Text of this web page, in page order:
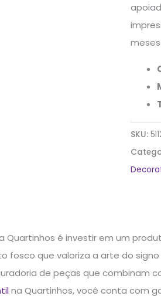
SKU:
Quartinhos é investir em um
fosco que valoriza a arte do
de peças que combinam
na Quartinhos, você conta com